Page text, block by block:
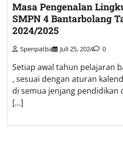
Masa Pengenalan
SMPN 4 Bantarbolang
2024/2025
Spenpatba Juli 25, 2024 0
Setiap awal tahun pelajaran
, sesuai dengan aturan
di semua jenjang pendidikan
[…]